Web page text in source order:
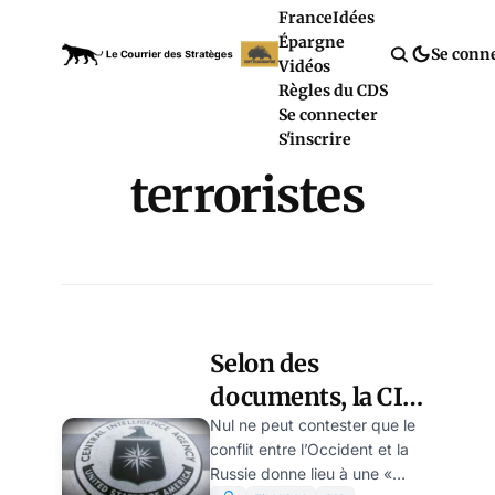
FranceIdées
Épargne
Vidéos
Règles du CDS
Se connecter
S'inscrire
Se
terroristes
Selon des
documents, la CIA
aurait organisé les
attentats du 11
Nul ne peut contester que le
conflit entre l’Occident et la
Russie donne lieu à une «